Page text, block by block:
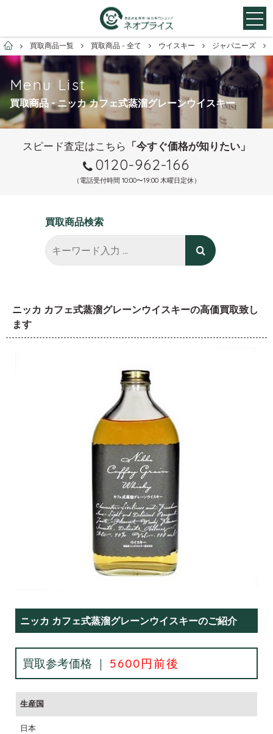
お酒買取専門店ネオプライス
買取商品一覧 買取商品 - 全て ウイスキー ジャパニーズ
Menu List
買取商品 - ニッカ カフェ式蒸溜グレーンウイスキー
スピード査定はこちら 「今すぐ価格が知りたい」
0120-962-166
（電話受付時間 10:00〜19:00 木曜日定休）
買取商品検索
ニッカ カフェ式蒸溜グレーンウイスキーの高価買取致し
ます
ニッカ カフェ式蒸溜グレーンウイスキーのご紹介
買取参考価格 ｜ 5600円前後
生産国
日本